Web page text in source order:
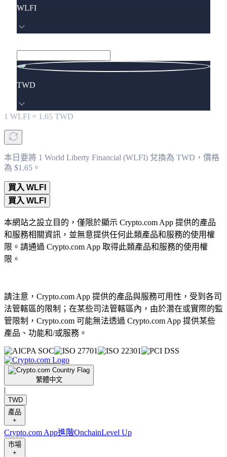
WLFI
TWD
1 WLFI = 1.65 TWD
本日要將 1 World Liberty Financial (WLFI) 兌換為 TWD，價格
為 $1.65。
買入 WLFI
買入 WLFI
本網站之設立目的，僅限於顯示 Crypto.com App 提供的產品
和服務相關資訊，並無意提供任何此類產品和服務的使用權
限。請通過 Crypto.com App 取得此類產品和服務的使用權
限。
請注意，Crypto.com App 提供的產品與服務可用性，受到各司
法管轄區的限制；在某些司法管轄區內，由於潛在或實際的監
管限制，Crypto.com 可能無法透過 Crypto.com App 提供某些
產品、功能和/或服務。
繁體中文
|
TWD
產品
+
Crypto.com App進階OnchainLevel Up
市場
+